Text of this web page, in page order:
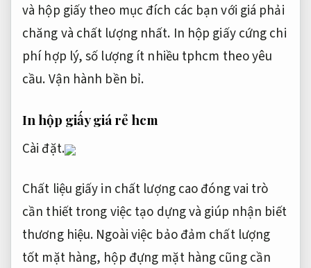
và hộp giấy theo mục đích các bạn với giá phải
chăng và chất lượng nhất. In hộp giấy cứng chi
phí hợp lý, số lượng ít nhiều tphcm theo yêu
cầu.Vận hành bền bỉ.
In hộp giấy giá rẻ hcm
Cài đặt.
Chất liệu giấy in chất lượng cao đóng vai trò
cần thiết trong việc tạo dựng và giúp nhận biết
thương hiệu. Ngoài việc bảo đảm chất lượng
tốt mặt hàng, hộp đựng mặt hàng cũng cần